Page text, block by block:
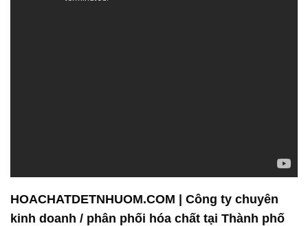
HOACHATDETNHUOM.COM | Công ty chuyên
kinh doanh / phân phối hóa chất tại Thành phố